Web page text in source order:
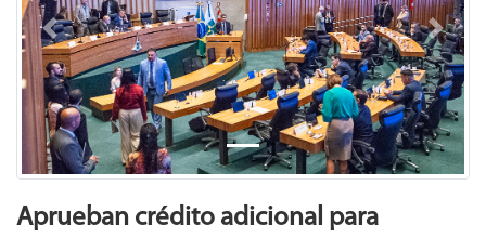
Previous Next
Aprueban crédito adicional para